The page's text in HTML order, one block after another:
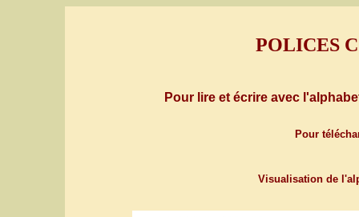
POLICES
Pour lire et écrire avec
Pour
Visualisation de